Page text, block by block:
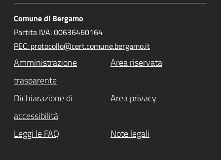
Comune di Bergamo
Partita IVA: 00636460164
PEC: protocollo@cert.comune.bergamo.it
Amministrazione
trasparente
Area riservata
Dichiarazione di
accessibilità
Area privacy
Leggi le FAQ Note legali